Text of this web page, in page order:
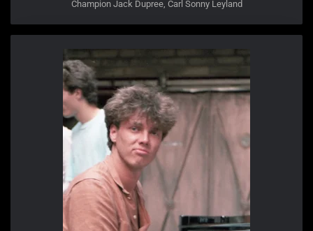
Champion Jack Dupree, Carl Sonny Leyland